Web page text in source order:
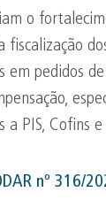
o
em pedidos
a PIS, Cofins e
nº 316/